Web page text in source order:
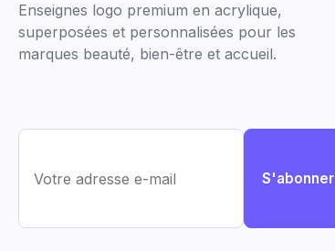
Enseignes logo premium en acrylique,
superposées et personnalisées pour les
marques beauté, bien-être et accueil.
S'abonner